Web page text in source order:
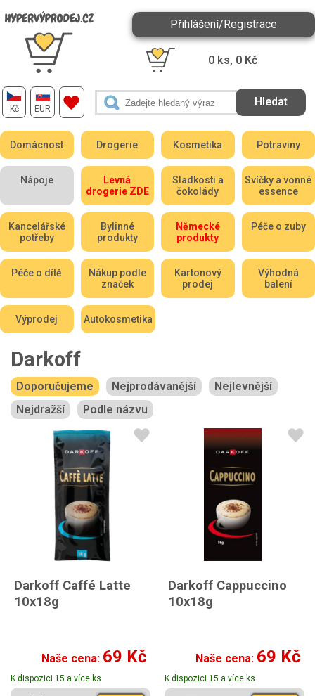
Kč EUR
Přihlášení/Registrace
0 ks, 0 Kč
Domácnost Drogerie Kosmetika Potraviny
Nápoje
Levná
drogerie ZDE
Sladkosti a
čokolády
Svíčky a vonné
essence
Kancelářské
potřeby
Bylinné
produkty
Německé
produkty
Péče o zuby
Péče o dítě
Nákup podle
značek
Kartonový
prodej
Výhodná
balení
Výprodej Autokosmetika
Darkoff
Doporučujeme Nejprodávanější
Nejlevnější
Nejdražší
Podle názvu
Darkoff Caffé Latte
10x18g
Naše cena: 69 Kč
K dispozici 15 a více ks
Darkoff Cappuccino
10x18g
Naše cena: 69 Kč
K dispozici 15 a více ks